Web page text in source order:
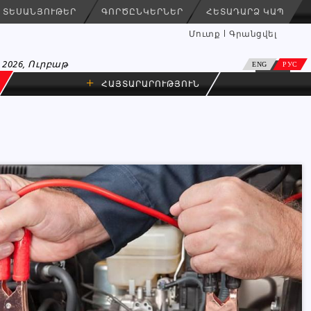
ՏԵՍԱՆՅՈՒԹԵՐ ԳՈՐԾԸՆԿԵՐՆԵՐ ՀԵՏԱԴԱՐՁ ԿԱՊ
Մուտք Գրանցվել
ENG РУС
Ուրբաթ
+ ՀԱՅՏԱՐԱՐՈՒԹՅՈՒՆ